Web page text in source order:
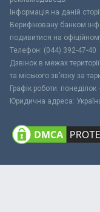
Інформація на даній
Верифіковану банком
подивитися на
Телефон: (044) 392-47-40
Дзвінок в межах
та міського зв’язку за
Графік роботи:
Юридична адреса: